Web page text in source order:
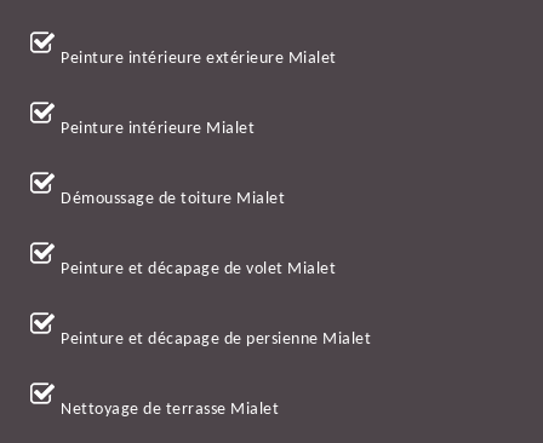
Peinture intérieure extérieure Mialet
Peinture intérieure Mialet
Démoussage de toiture Mialet
Peinture et décapage de volet Mialet
Peinture et décapage de persienne Mialet
Nettoyage de terrasse Mialet